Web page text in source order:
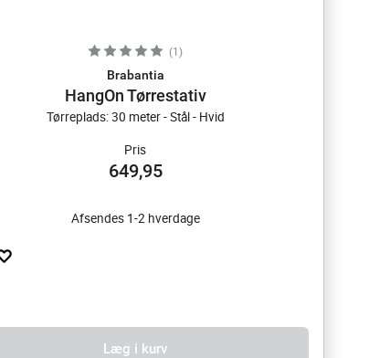
(1 )
Brabantia
HangOn Tørrestativ
Tørreplads: 30 meter - Stål - Hvid
Pris
649,95
Afsendes 1-2 hverdage
Læg i kurv